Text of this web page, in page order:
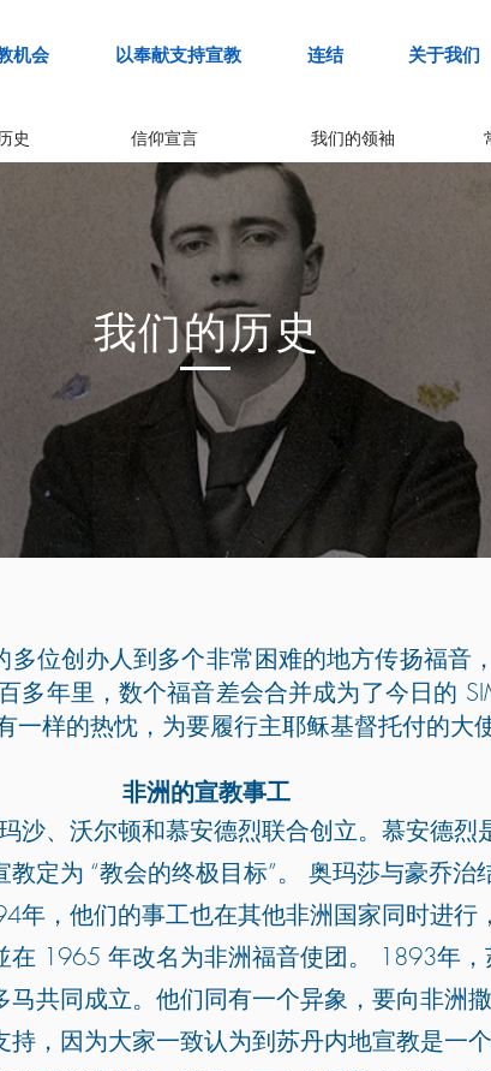
机会 以奉献支持宣教 连结 关于我们
史 信仰宣言 我们的领袖
我们的历史
多位创办人到多个非常困难的地方传扬福音
多年里，数个福音差会合并成为了今日的
一样的热忱，为要履行主耶稣基督托付的大
非洲的宣教事工
沙、沃尔顿和慕安德烈联合创立。慕安德烈
定为 “教会的终极目标”。 奥玛莎与豪乔
年，他们的事工也在其他非洲国家同时进行
在 1965 年改名为非洲福音使团。 1893年
马共同成立。他们同有一个异象，要向非洲
，因为大家一致认为到苏丹内地宣教是一